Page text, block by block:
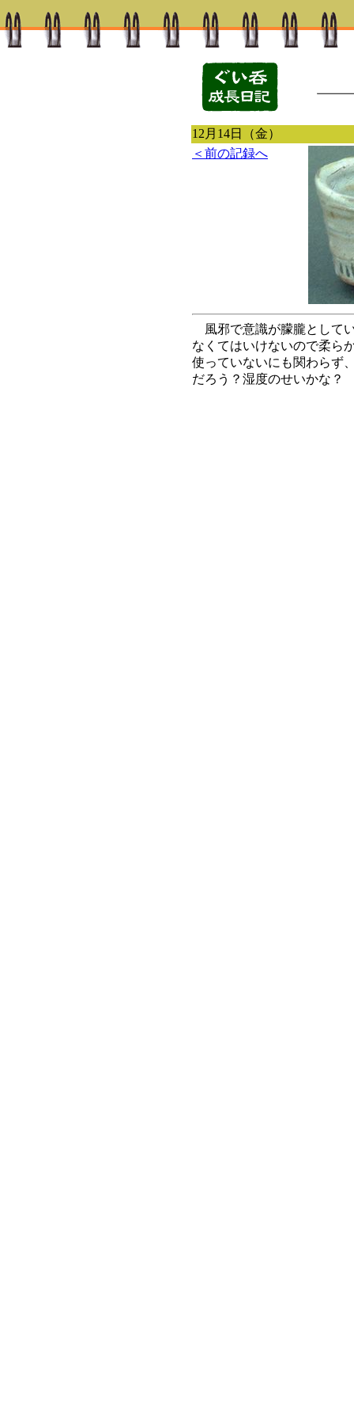
12月14日（金）
＜前の記録へ
風邪で意識が朦朧として
なくてはいけないので柔ら
使っていないにも関わらず
だろう？湿度のせいかな？